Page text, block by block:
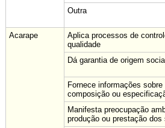
Outra
Acarape
Aplica processos de
qualidade
Dá garantia de origem social
Fornece informações sobre
composição ou
Manifesta preocupação
produção ou prestação dos